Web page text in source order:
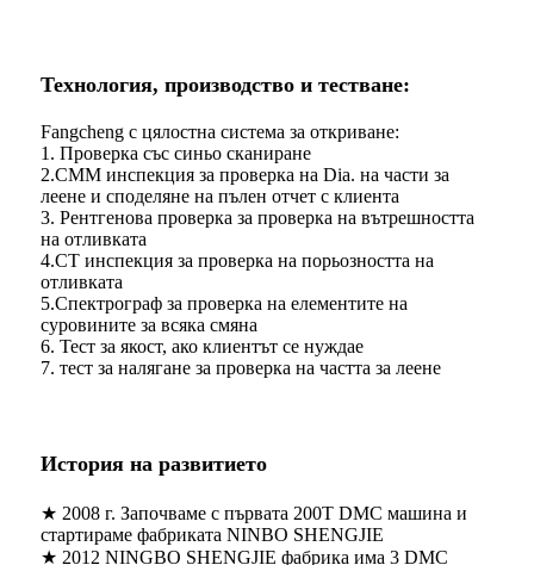
Технология, производство и тестване:
Fangcheng с цялостна система за откриване:
1. Проверка със синьо сканиране
2.CMM инспекция за проверка на Dia. на части за
леене и споделяне на пълен отчет с клиента
3. Рентгенова проверка за проверка на вътрешността
на отливката
4.CT инспекция за проверка на порьозността на
отливката
5.Спектрограф за проверка на елементите на
суровините за всяка смяна
6. Тест за якост, ако клиентът се нуждае
7. тест за налягане за проверка на частта за леене
История на развитието
★ 2008 г. Започваме с първата 200T DMC машина и
стартираме фабриката NINBO SHENGJIE
★ 2012 NINGBO SHENGJIE фабрика има 3 DMC